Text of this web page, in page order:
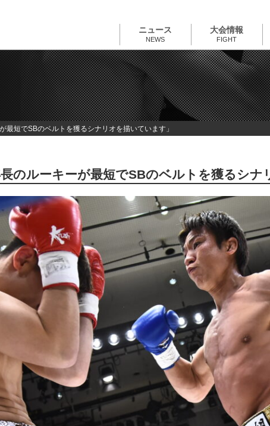
ニュース
NEWS
大会情報
FIGHT
最短でSBのベルトを獲るシナリオを描いています」
のルーキーが最短でSBのベルトを獲るシナ